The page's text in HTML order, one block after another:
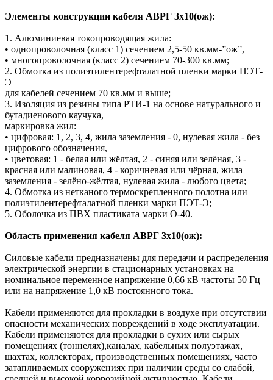
Элементы конструкции кабеля АВРГ 3х10(ож):
1. Алюминиевая токопроводящая жила:
• однопроволочная (класс 1) сечением 2,5-50 кв.мм-”ож”,
• многопроволочная (класс 2) сечением 70-300 кв.мм;
2. Обмотка из полиэтилентерефталатной пленки марки ПЭТ-
Э
для кабелей сечением 70 кв.мм и выше;
3. Изоляция из резины типа РТИ-1 на основе натурального и
бутадиенового каучука,
маркировка жил:
• цифровая: 1, 2, 3, 4, жила заземления - 0, нулевая жила - без
цифрового обозначения,
• цветовая: 1 - белая или жёлтая, 2 - синяя или зелёная, 3 -
красная или малиновая, 4 - коричневая или чёрная, жила
заземления - зелёно-жёлтая, нулевая жила - любого цвета;
4. Обмотка из нетканого термоскрепленного полотна или
полиэтилентерефталатной пленки марки ПЭТ-Э;
5. Оболочка из ПВХ пластиката марки О-40.
Область применения кабеля АВРГ 3х10(ож):
Силовые кабели предназначены для передачи и распределения
электрической энергии в стационарных установках на
номинальное переменное напряжение 0,66 кВ частоты 50 Гц
или на напряжение 1,0 кВ постоянного тока.
Кабели применяются для прокладки в воздухе при отсутствии
опасности механических повреждений в ходе эксплуатации.
Кабели применяются для прокладки в сухих или сырых
помещениях (тоннелях),каналах, кабельных полуэтажах,
шахтах, коллекторах, производственных помещениях, часто
затапливаемых сооружениях при наличии среды со слабой,